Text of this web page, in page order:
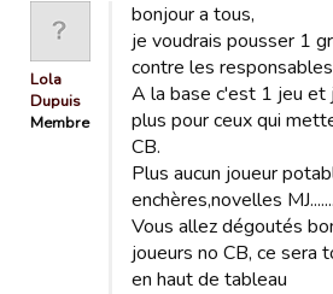
Lola
Dupuis
Membre
bonjour a tous,
je voudrais pousser 1
contre les
A la base c'est 1 jeu
plus pour ceux qui
CB.
Plus aucun joueur
enchères,novelles
Vous allez dégoutés
joueurs no CB, ce sera
en haut de tableau